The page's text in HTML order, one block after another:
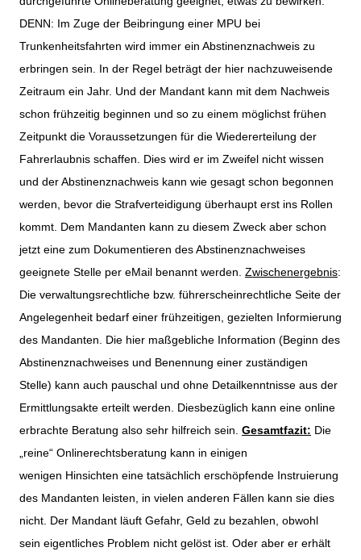
DENN: Im Zuge der Beibringung einer MPU bei
Trunkenheitsfahrten wird immer ein Abstinenznachweis zu
erbringen sein. In der Regel beträgt der hier nachzuweisende
Zeitraum ein Jahr. Und der Mandant kann mit dem Nachweis
schon frühzeitig beginnen und so zu einem möglichst frühen
Zeitpunkt die Voraussetzungen für die Wiedererteilung der
Fahrerlaubnis schaffen. Dies wird er im Zweifel nicht wissen
und der Abstinenznachweis kann wie gesagt schon begonnen
werden, bevor die Strafverteidigung überhaupt erst ins Rollen
kommt. Dem Mandanten kann zu diesem Zweck aber schon
jetzt eine zum Dokumentieren des Abstinenznachweises
geeignete Stelle per eMail benannt werden. Zwischenergebnis:
Die verwaltungsrechtliche bzw. führerscheinrechtliche Seite der
Angelegenheit bedarf einer frühzeitigen, gezielten Informierung
des Mandanten. Die hier maßgebliche Information (Beginn des
Abstinenznachweises und Benennung einer zuständigen
Stelle) kann auch pauschal und ohne Detailkenntnisse aus der
Ermittlungsakte erteilt werden. Diesbezüglich kann eine online
erbrachte Beratung also sehr hilfreich sein. Gesamtfazit: Die
„reine“ Onlinerechtsberatung kann in einigen
wenigen Hinsichten eine tatsächlich erschöpfende Instruierung
des Mandanten leisten, in vielen anderen Fällen kann sie dies
nicht. Der Mandant läuft Gefahr, Geld zu bezahlen, obwohl
sein eigentliches Problem nicht gelöst ist. Oder aber er erhält